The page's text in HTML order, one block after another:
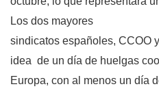
Los dos mayores
sindicatos españoles, CCOO
idea de un día de huelgas
Europa, con al menos un día